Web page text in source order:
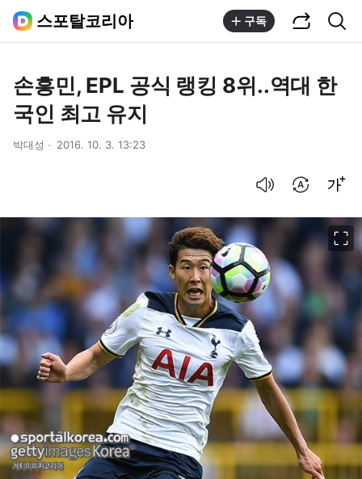
스포탈코리아 구독
손흥민, EPL 공식 랭킹 8위..역대 한
국인 최고 유지
박대성 2016. 10. 3. 13:23